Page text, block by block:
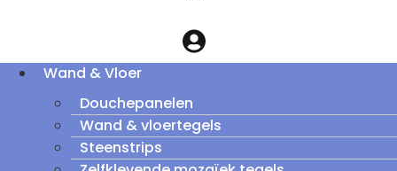
Wand & Vloer
Douchepanelen
Wand & vloertegels
Steenstrips